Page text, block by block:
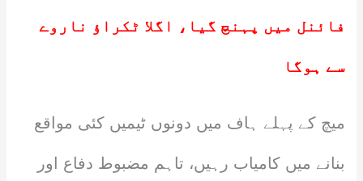
فائنل میں پہنچ گیا، اگلا ٹکراؤ ناروے
سے ہوگا
میچ کے پہلے ہاف میں دونوں ٹیمیں کئی مواقع
بنانے میں کامیاب رہیں، تاہم مضبوط دفاع اور